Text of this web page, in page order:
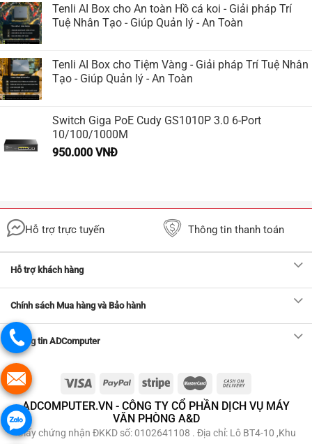
Tenli AI Box cho An toàn Hồ cá koi - Giải pháp Trí
Tuệ Nhân Tạo - Giúp Quản lý - An Toàn
Tenli AI Box cho Tiệm Vàng - Giải pháp Trí Tuệ Nhân
Tạo - Giúp Quản lý - An Toàn
Switch Giga PoE Cudy GS1010P 3.0 6-Port
10/100/1000M
950.000 VNĐ
Hỗ trợ trực tuyến Thông tin thanh toán
Hỗ trợ khách hàng
Chính sách Mua hàng và Bảo hành
Thông tin ADComputer
ADCOMPUTER.VN - CÔNG TY CỔ PHẦN DỊCH VỤ MÁY
VĂN PHÒNG A&D
Giấy chứng nhận ĐKKD số: 0102641108 . Địa chỉ: Lô BT4-10 ,Khu